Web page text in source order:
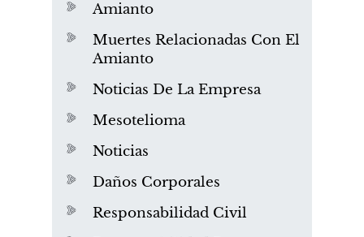
Amianto
Muertes Relacionadas Con El
Amianto
Noticias De La Empresa
Mesotelioma
Noticias
Daños Corporales
Responsabilidad Civil